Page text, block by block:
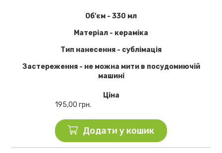
Об'єм - 330 мл
Матеріал - кераміка
Тип нанесення - сублімація
Застереження - не можна мити в посудомиючій
машині
Ціна
195,00 грн.
Додати у кошик